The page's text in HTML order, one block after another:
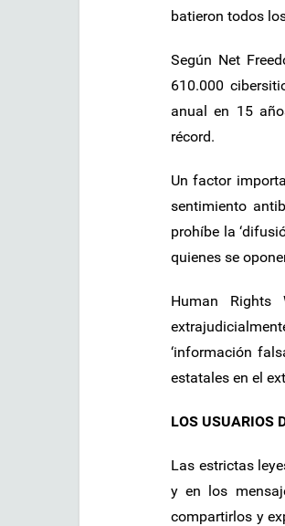
batieron todos
Según Net
610.000
anual en 15
récord.
Un factor
sentimiento
prohíbe la
quienes se
Human
‘información
estatales en el
LOS USUARIOS
Las estrictas
y en los
compartirlos y